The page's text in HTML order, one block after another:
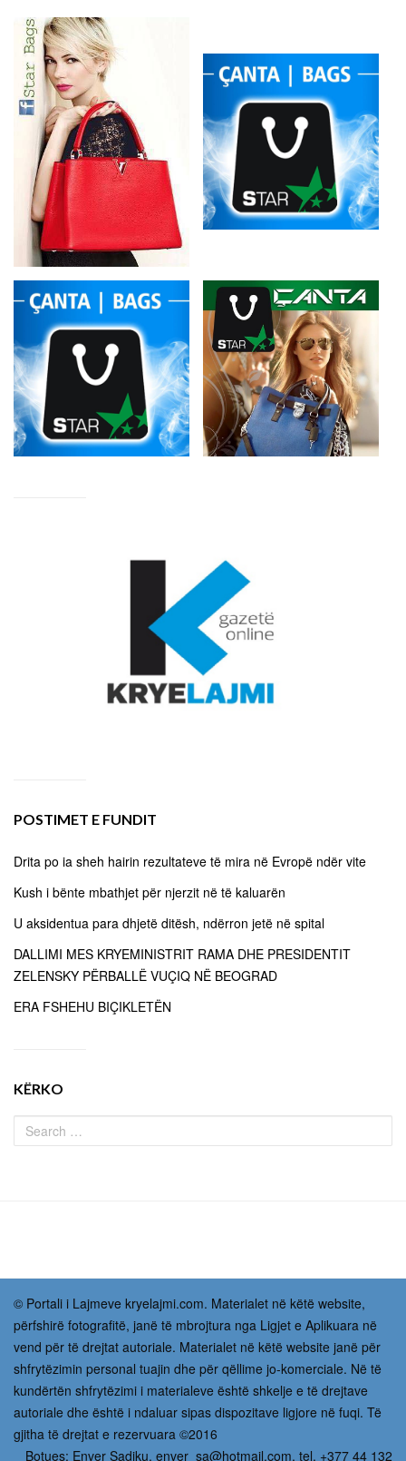
POSTIMET E FUNDIT
Drita po ia sheh hairin rezultateve të mira në Evropë ndër vite
Kush i bënte mbathjet për njerzit në të kaluarën
U aksidentua para dhjetë ditësh, ndërron jetë në spital
DALLIMI MES KRYEMINISTRIT RAMA DHE PRESIDENTIT
ZELENSKY PËRBALLË VUÇIQ NË BEOGRAD
ERA FSHEHU BIÇIKLETËN
KËRKO
© Portali i Lajmeve kryelajmi.com. Materialet në këtë website,
përfshirë fotografitë, janë të mbrojtura nga Ligjet e Aplikuara në
vend për të drejtat autoriale. Materialet në këtë website janë për
shfrytëzimin personal tuajin dhe për qëllime jo-komerciale. Në të
kundërtën shfrytëzimi i materialeve është shkelje e të drejtave
autoriale dhe është i ndaluar sipas dispozitave ligjore në fuqi. Të
gjitha të drejtat e rezervuara ©2016
Botues: Enver Sadiku, enver_sa@hotmail.com, tel. +377 44 132